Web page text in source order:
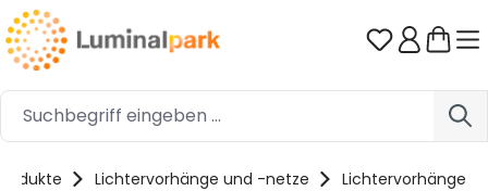
Zum Hauptinhalt springen Du hast 0
Lichtervorhänge und -netze Lichtervorhänge